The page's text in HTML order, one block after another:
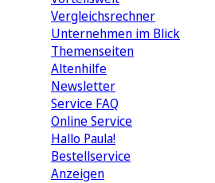
Vergleichsrechner
Unternehmen im Blick
Themenseiten
Altenhilfe
Newsletter
Service FAQ
Online Service
Hallo Paula!
Bestellservice
Anzeigen